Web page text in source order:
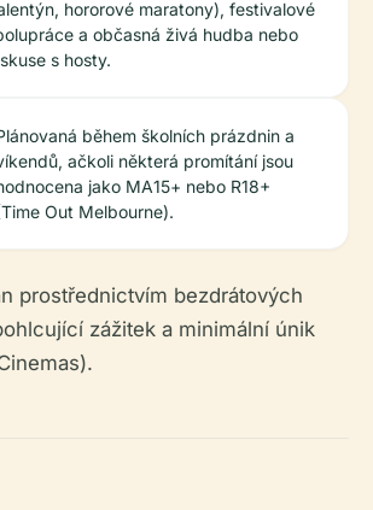
hororové maratony), festivalové
a občasná živá hudba nebo
s hosty.
během školních prázdnin a
ačkoli některá promítání jsou
jako MA15+ nebo R18+
Out Melbourne).
prostřednictvím bezdrátových
zážitek a minimální únik